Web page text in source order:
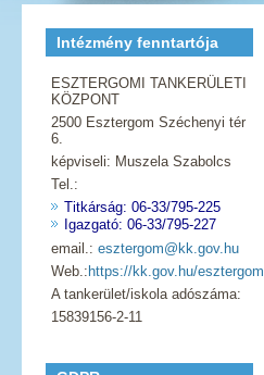
Intézmény fenntartója
ESZTERGOMI TANKERÜLETI
KÖZPONT
2500 Esztergom Széchenyi tér
6.
képviseli: Muszela Szabolcs
Tel.:
Titkárság: 06-33/795-225
Igazgató: 06-33/795-227
email.: esztergom@kk.gov.hu
Web.: https://kk.gov.hu/esztergom
A tankerület/iskola adószáma:
15839156-2-11